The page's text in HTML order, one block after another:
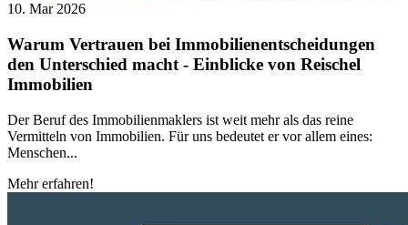
10. Mar 2026
Warum Vertrauen bei Immobilienentscheidungen
den Unterschied macht - Einblicke von Reischel
Immobilien
Der Beruf des Immobilienmaklers ist weit mehr als das reine
Vermitteln von Immobilien. Für uns bedeutet er vor allem eines:
Menschen...
Mehr erfahren!